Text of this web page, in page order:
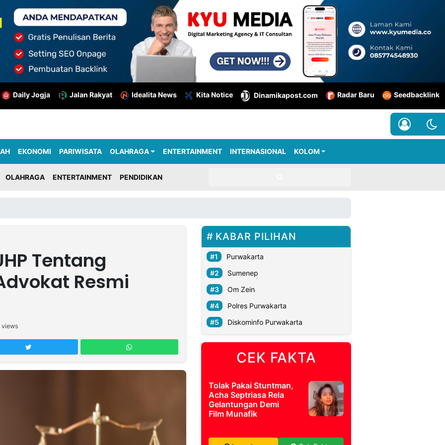
Daily Jogja Jalan Rakyat Idealita News Kita Notice Dinamikapost.com Radar Baru Seedbacklink
EKONOMI PARIWISATA OLAHRAGA ENTERTAINMENT INTERNASIONAL KOLOM
OLAHRAGA ENTERTAINMENT PENDIDIKAN
Tentang
Resmi
views
KABAR PILIHAN
Purwakarta
Sumenep
Om Zein
Polres Purwakarta
Diskominfo Purwakarta
CEK FAKTA
Tolak Pakai Stuntman,
Acha Septriasa Rela
Gelantungan Demi
Film Munafik